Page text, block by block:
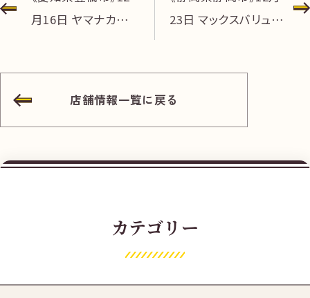
ビ
ゲ
ー
月16日 ヤマナカ二
23日 マックスバリュ清
店舗情報一覧に戻る
カテゴリー